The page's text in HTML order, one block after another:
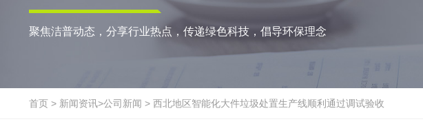
双轴撕碎机
单轴撕碎机
液压粗碎机
环锤式粉碎机
鼓式粉碎机
通用型粉碎机 立轴冲击式破碎机
RDF/SRF燃料制备系统
大件垃圾资源化系统
生物质资源化系统
陈腐垃圾 废电池
风电叶片 废旧电缆
废桶 硬盘
聚焦洁普动态，分享行业热点，传递绿色科技，倡导环保理念
首页 > 新闻资讯>公司新闻 > 西北地区智能化大件垃圾处置生产线顺利通过调试验收